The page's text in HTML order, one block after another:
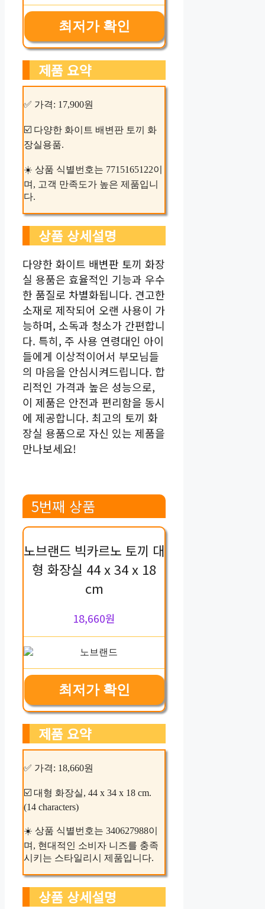
최저가 확인
제품 요약
✅ 가격: 17,900원
☑️ 다양한 화이트 배변판 토끼 화
장실용품.
☀️ 상품 식별번호는 7715165122이
며, 고객 만족도가 높은 제품입니
다.
상품 상세설명
다양한 화이트 배변판 토끼 화장
실 용품은 효율적인 기능과 우수
한 품질로 차별화됩니다. 견고한
소재로 제작되어 오랜 사용이 가
능하며, 소독과 청소가 간편합니
다. 특히, 주 사용 연령대인 아이
들에게 이상적이어서 부모님들
의 마음을 안심시켜드립니다. 합
리적인 가격과 높은 성능으로,
이 제품은 안전과 편리함을 동시
에 제공합니다. 최고의 토끼 화
장실 용품으로 자신 있는 제품을
만나보세요!
5번째 상품
노브랜드 빅카르노 토끼 대
형 화장실 44 x 34 x 18
cm
18,660원
최저가 확인
제품 요약
✅ 가격: 18,660원
☑️ 대형 화장실, 44 x 34 x 18 cm.
(14 characters)
☀️ 상품 식별번호는 340627988이
며, 현대적인 소비자 니즈를 충족
시키는 스타일리시 제품입니다.
상품 상세설명